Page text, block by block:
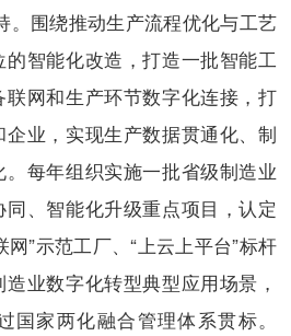
。围绕推动生产流程优化与工艺
智能化改造，打造一批智能工
网和生产环节数字化连接，打
业，实现生产数据贯通化、制
每年组织实施一批省级制造业
、智能化升级重点项目，认定
”示范工厂、“上云上平台”标杆
业数字化转型典型应用场景，
国家两化融合管理体系贯标。